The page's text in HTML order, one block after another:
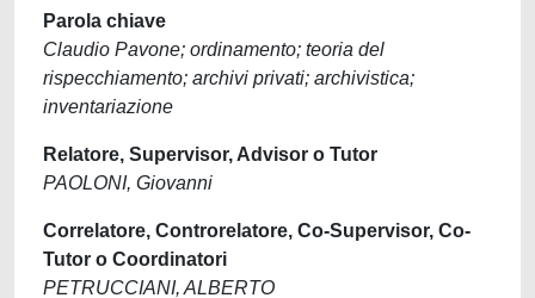
Parola chiave
Claudio Pavone; ordinamento; teoria del
rispecchiamento; archivi privati; archivistica;
inventariazione
Relatore, Supervisor, Advisor o Tutor
PAOLONI, Giovanni
Correlatore, Controrelatore, Co-Supervisor, Co-
Tutor o Coordinatori
PETRUCCIANI, ALBERTO